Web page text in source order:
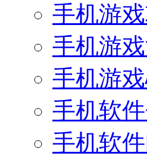
手机游
手机游
手机游
手机软
手机软